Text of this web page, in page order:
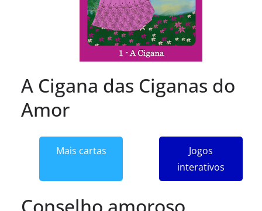
A Cigana das Ciganas do
Amor
Mais cartas
Jogos
interativos